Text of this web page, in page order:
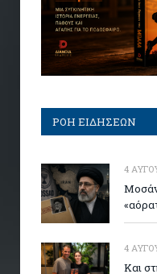
ΡΟΗ ΕΙΔΗΣΕΩΝ
4
4
Και